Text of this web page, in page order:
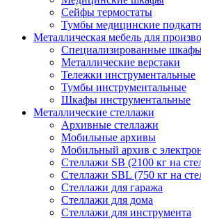
Сейфы термостаты
Тумбы медицинские
Металлическая мебель для
Cпециализированные
Металлические верстаки
Тележки инструментальные
Тумбы инструментальные
Шкафы инструментальные
Металлические стеллажи
Архивные стеллажи
Мобильные архивы
Мобильный архив с
Стеллажи SB (2100 кг на
Стеллажи SBL (750 кг на
Стеллажи для гаража
Стеллажи для дома
Стеллажи для инструмента